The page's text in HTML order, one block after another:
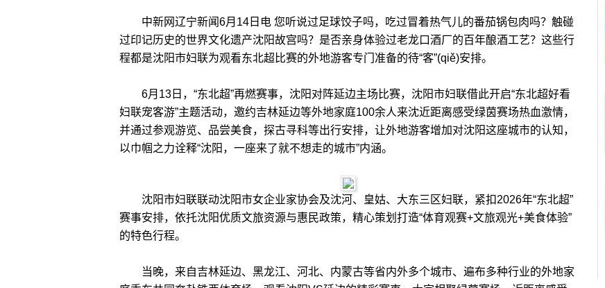
中新网辽宁新闻6月14日电 您听说过足球饺子吗，吃过冒着热气儿的番茄锅包肉吗？触碰
过印记历史的世界文化遗产沈阳故宫吗？是否亲身体验过老龙口酒厂的百年酿酒工艺？这些行
程都是沈阳市妇联为观看东北超比赛的外地游客专门准备的待“客”(qiě)安排。
6月13日，“东北超”再燃赛事，沈阳对阵延边主场比赛，沈阳市妇联借此开启“东北超好看
妇联宠客游”主题活动，邀约吉林延边等外地家庭100余人来沈近距离感受绿茵赛场热血激情，
并通过参观游览、品尝美食，探古寻科等出行安排，让外地游客增加对沈阳这座城市的认知，
以巾帼之力诠释“沈阳，一座来了就不想走的城市”内涵。
沈阳市妇联联动沈阳市女企业家协会及沈河、皇姑、大东三区妇联，紧扣2026年“东北超”
赛事安排，依托沈阳优质文旅资源与惠民政策，精心策划打造“体育观赛+文旅观光+美食体验”
的特色行程。
当晚，来自吉林延边、黑龙江、河北、内蒙古等省内外多个城市、遍布多种行业的外地家